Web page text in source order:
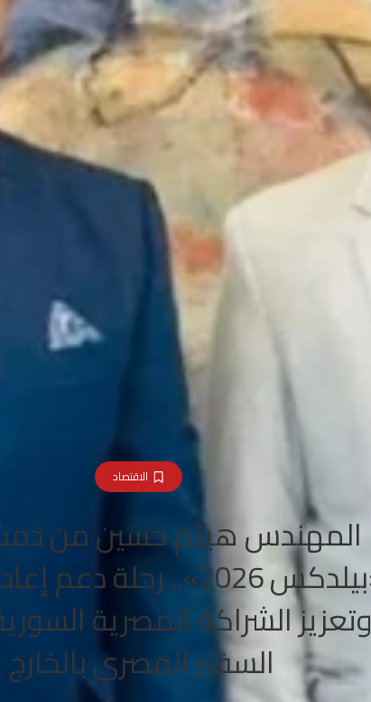
الاقتصاد
المهندس هيثم حسين من
«بيلدكس 2026».. رحلة
وتعزيز الشراكة المصرية
السفير المصري بالخارج